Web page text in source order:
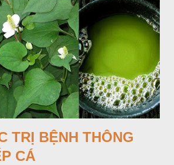
Khoai nưa phân bố ở Ấn độ, Myanma,
Campuchia, Malaixia, Inđônêxia,
nưa mọc hoang rải rác ở khắp các
bà con nhiều địa phương đem về trồng từ
quanh bờ ao, dọc hàng rào và trên các
người và gia súc, gặp nhiều ở các tỉnh
TRỊ BỆNH THÔNG
CÁ